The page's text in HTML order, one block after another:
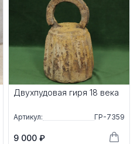
Двухпудовая гиря 18 века
Артикул: ГР-7359
9 000 ₽